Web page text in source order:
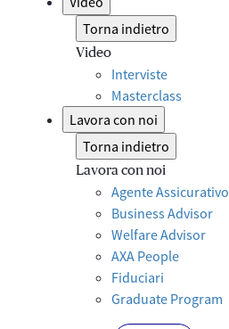
Torna indietro
Video
Interviste
Masterclass
Lavora con noi
Torna indietro
Lavora con noi
Agente Assicurativo
Business Advisor
Welfare Advisor
AXA People
Fiduciari
Graduate Program